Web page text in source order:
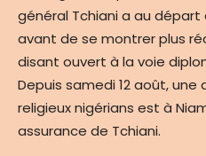
général Tchiani a au
avant de se montrer plus
disant ouvert à la voie
Depuis samedi 12 août,
religieux nigérians est à
assurance de Tchiani.